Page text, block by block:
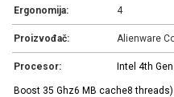
Ergonomija: 4
Proizvođač: Alienware
Procesor: Intel 4th
Boost 35 Ghz6 MB cache8 threads)